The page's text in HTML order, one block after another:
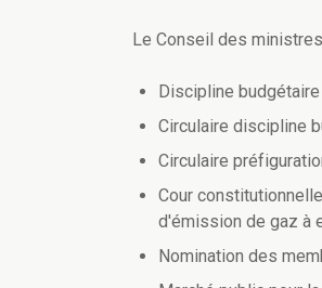
Le Conseil des
Discipline
Circulaire discipline
Circulaire
Cour
d'émission de gaz à
Nomination des